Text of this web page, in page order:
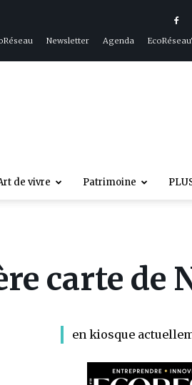
Newsletter Agenda
de vivre Patrimoine
carte de
en kiosque